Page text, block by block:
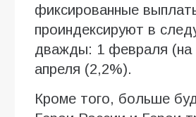
фиксированные
проиндексируют в
дважды: 1 февраля (на
апреля (2,2%).
Кроме того, больше